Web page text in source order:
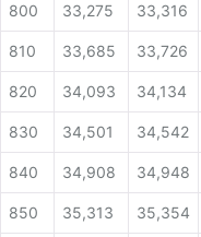
800 33,275 33,316
810 33,685 33,726
820 34,093 34,134
830 34,501 34,542
840 34,908 34,948
850 35,313 35,354